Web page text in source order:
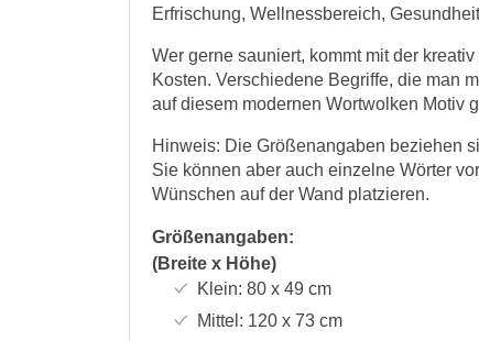
Erfrischung, Wellnessbereich,
Wer gerne sauniert, kommt mit der
Kosten. Verschiedene Begriffe, die man
auf diesem modernen Wortwolken Motiv
Hinweis: Die Größenangaben beziehen
Sie können aber auch einzelne Wörter
Wünschen auf der Wand platzieren.
Größenangaben:
(Breite x Höhe)
Klein: 80 x 49 cm
Mittel: 120 x 73cm